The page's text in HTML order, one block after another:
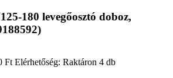
180 levegőosztó doboz,
FtElérhetőség: Raktáron 4 db